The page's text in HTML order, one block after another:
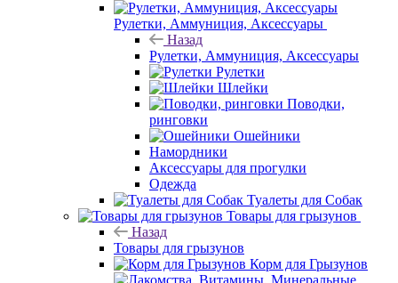
Рулетки, Аммуниция, Аксессуары
Назад
Рулетки, Аммуниция, Аксессуары
Рулетки
Шлейки
Поводки,
ринговки
Ошейники
Намордники
Аксессуары для прогулки
Одежда
Туалеты для Собак
Товары для грызунов
Назад
Товары для грызунов
Корм для Грызунов